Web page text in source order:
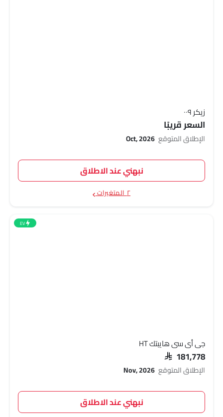
زيكر ٠٠٩
السعر قريبًا
الإطلاق المتوقع Oct, 2026
نبهني عند الاطلاق
٢ المتغيرات
EV
جي أي سي هايبتك HT
SAR 181,778
الإطلاق المتوقع Nov, 2026
نبهني عند الاطلاق